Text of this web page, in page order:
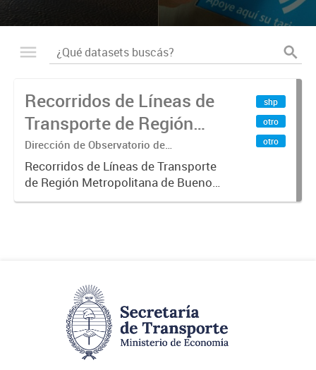
Recorridos de Líneas de
Transporte de Región
Metropolitana de
Buenos Aires (RMBA)
Dirección de Observatorio de
Transporte, Estudio y Sistemas
Recorridos de Líneas de Transporte
de Región Metropolitana de Buenos
Aires (RMBA).-
shp
otro
otro